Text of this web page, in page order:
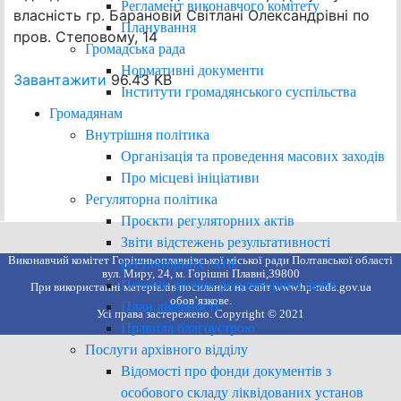
Регламент виконавчого комітету
Планування
Громадська рада
Нормативні документи
Інститути громадянського суспільства
Громадянам
Внутрішня політика
Організація та проведення масових заходів
Про місцеві ініціативи
Регуляторна політика
Проєкти регуляторних актів
Звіти відстежень результативності
регуляторних актів
Перелік діючих регуляторних актів
План діяльності
Правила благоустрою
Послуги архівного відділу
Відомості про фонди документів з
особового складу ліквідованих установ
власність гр. Барановій Світлані Олександрівні по
пров. Степовому, 14
Завантажити 96.43 KB
Виконавчий комітет Горішньоплавнівської міської ради Полтавської області
вул. Миру, 24, м. Горішні Плавні,39800
При використанні матеріалів посилання на сайт www.hp-rada.gov.ua
обов’язкове.
Усі права застережено. Copyright © 2021